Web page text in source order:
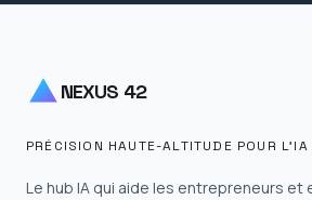
NEXUS 42
PRÉCISION HAUTE-ALTITUDE POUR
Le hub IA qui aide les entrepreneurs et